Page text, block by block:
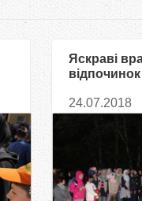
Яскраві
24.07.2018